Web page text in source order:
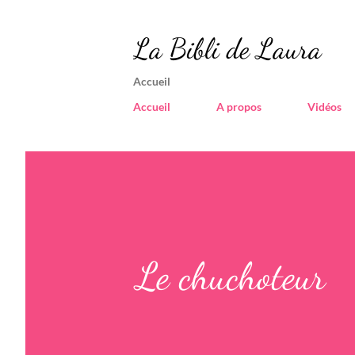
La Bibli de Laura
Accueil
Accueil
A propos Vidéos
Le chuchoteur